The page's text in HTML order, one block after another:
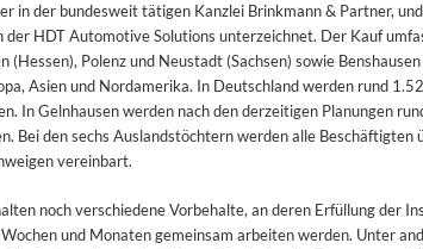
in der bundesweit tätigen Kanzlei Brinkmann & Partner,
der HDT Automotive Solutions unterzeichnet. Der Kauf
(Hessen), Polenz und Neustadt (Sachsen) sowie
Asien und Nordamerika. In Deutschland werden rund
In Gelnhausen werden nach den derzeitigen Planungen
Bei den sechs Auslandstöchtern werden alle Beschäftigten
vereinbart.
noch verschiedene Vorbehalte, an deren Erfüllung der
und Monaten gemeinsam arbeiten werden. Unter